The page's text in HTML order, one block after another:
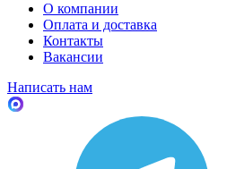
О компании
Оплата и доставка
Контакты
Вакансии
Написать нам